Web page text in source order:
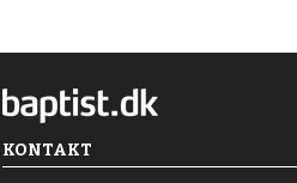
KONTAKT